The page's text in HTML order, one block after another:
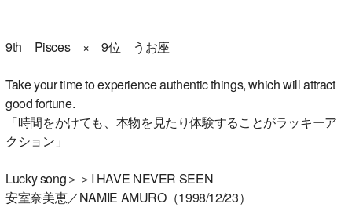
9th Pisces × 9位 うお座
Take your time to experience authentic things, which will attract
good fortune.
「時間をかけても、本物を見たり体験することがラッキーア
クション」
Lucky song＞＞I HAVE NEVER SEEN
安室奈美恵／NAMIE AMURO（1998/12/23）